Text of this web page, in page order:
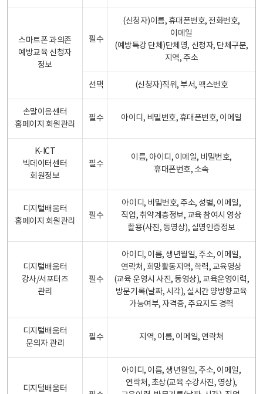
스마트폰 과의존
예방교육 신청자
정보
필수
(신청자)이름, 휴대폰번호, 전화번호,
이메일
(예방특강 단체)단체명, 신청자, 단체구분,
지역, 주소
선택 (신청자)직위, 부서, 팩스번호
손말이음센터
홈페이지 회원관리
필수 아이디, 비밀번호, 휴대폰번호, 이메일
K-ICT
빅데이터센터
회원정보
필수
이름, 아이디, 이메일, 비밀번호,
휴대폰번호, 소속
디지털배움터
홈페이지 회원관리
필수
아이디, 비밀번호, 주소, 성별, 이메일,
직업, 취약계층정보, 교육 참여시 영상
촬용(사진, 동영상), 실명인증정보
디지털배움터
강사/서포터즈
관리
필수
아이디, 이름, 생년월일, 주소, 이메일,
연락처, 희망활동지역, 학력, 교육영상
(교육 운영시 사진, 동영상), 교육운영이력,
방문기록(날짜, 시각), 실시간 양방향교육
가능여부, 자격증, 주요지도 경력
디지털배움터
문의자 관리
필수 지역, 이름, 이메일, 연락처
디지털배움터
아이디, 이름, 생년월일, 주소, 이메일,
연락처, 초상(교육 수강사진, 영상),